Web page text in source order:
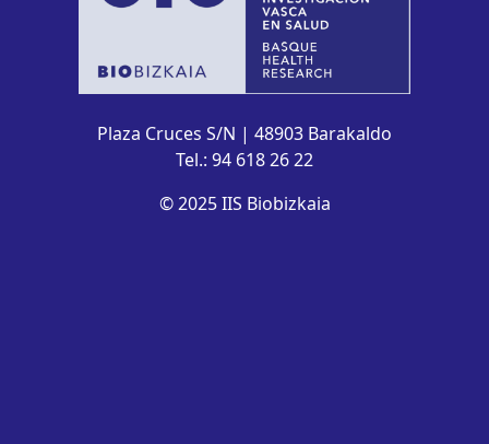
Plaza Cruces S/N | 48903 Barakaldo
Tel.: 94 618 26 22
© 2025 IIS Biobizkaia